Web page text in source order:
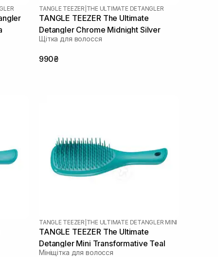
TANGLE TEEZER THE ULTIMATE DETANGLER
TANGLE TEEZER The Ultimate
Detangler Chrome Midnight Silver
Щітка для волосся
990₴
TANGLE TEEZER THE ULTIMATE DETANGLER MINI
TANGLE TEEZER The Ultimate
Detangler Mini Transformative Teal
Мініщітка для волосся